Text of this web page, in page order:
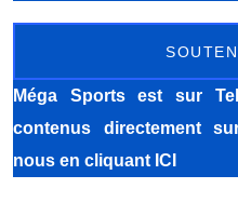
Méga Sportsest sur
contenus directement
nous en cliquant ICI